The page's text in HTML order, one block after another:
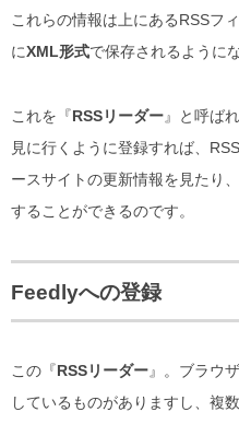
これらの情報は上にあるRSSフ
にXML形式で保存されるように
これを『RSSリーダー』と呼ば
見に行くように登録すれば、
ースサイトの更新情報を見たり
することができるのです。
Feedlyへの登録
この『RSSリーダー』。ブラウ
しているものがありますし、複